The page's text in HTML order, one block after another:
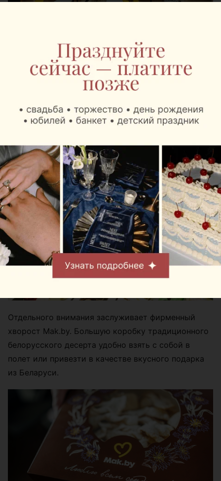
могут выпить любимый кофе «Наша Кава»,
капучино, латте и попробовать МакКофе – самый
крепкий напиток в кофейной линейке Mak.by. А
также выбрать десерты, мороженое и свежую
В зоне международных рейсов гостей ждет более
картофель фри и куриные снеки.
Отдельного внимания заслуживает фирменный
хворост Mak.by. Большую коробку традиционного
белорусского десерта удобно взять с собой в
полет или привезти в качестве вкусного подарка
из Беларуси.